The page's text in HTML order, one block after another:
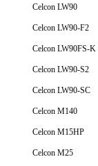
Celcon LW90
Celcon LW90-F2
Celcon LW90FS-K
Celcon LW90-S2
Celcon LW90-SC
Celcon M140
Celcon M15HP
Celcon M25